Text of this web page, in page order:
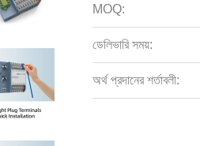
MOQ:
ডেলিভারি সময়:
অর্থ প্রদানের শর্তাবলী: